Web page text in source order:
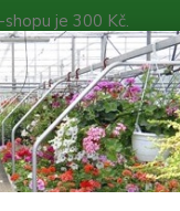
je 300 Kč.
po přijetí